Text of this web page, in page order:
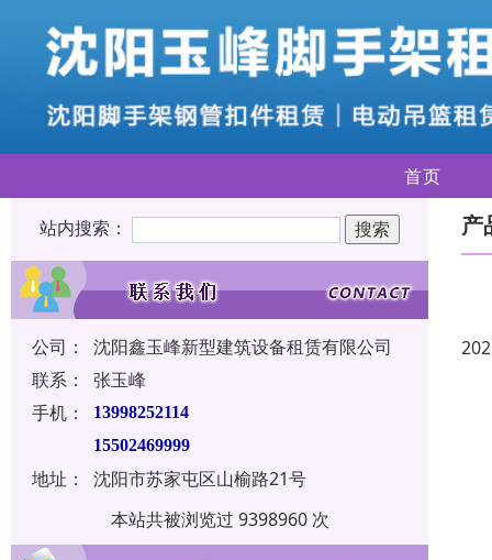
首页
站内搜索：
公司：
沈阳鑫玉峰新型建筑设备租赁有限公司
联系：
张玉峰
手机：
13998252114
15502469999
地址：
沈阳市苏家屯区山榆路21号
本站共被浏览过 9398960 次
产